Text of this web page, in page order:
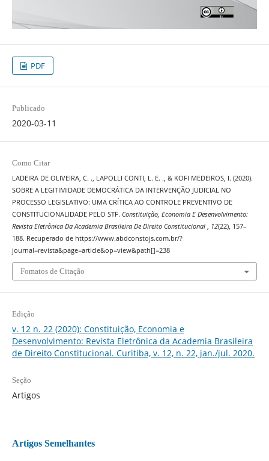
PDF
Publicado
2020-03-11
Como Citar
LADEIRA DE OLIVEIRA, C. ., LAPOLLI CONTI, L. E. ., & KOFI MEDEIROS, I. (2020).
SOBRE A LEGITIMIDADE DEMOCRÁTICA DA INTERVENÇÃO JUDICIAL NO
PROCESSO LEGISLATIVO: UMA CRÍTICA AO CONTROLE PREVENTIVO DE
CONSTITUCIONALIDADE PELO STF. Constituição, Economia E Desenvolvimento:
Revista Eletrônica Da Academia Brasileira De Direito Constitucional
12(22), 157–
188. Recuperado de https://www.abdconstojs.com.br/?
journal=revista&page=article&op=view&path[]=238
Fomatos de Citação
Edição
v. 12 n. 22 (2020): Constituição, Economia e
Desenvolvimento: Revista Eletrônica da Academia Brasileira
de Direito Constitucional. Curitiba, v. 12, n. 22, jan./jul. 2020.
Seção
Artigos
Artigos Semelhantes